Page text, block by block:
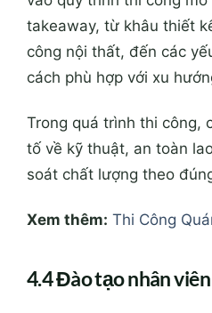
takeaway, từ khâu thiết
công nội thất, đến các
cách phù hợp với xu
Trong quá trình thi công,
tố về kỹ thuật, an toàn
soát chất lượng theo
Xem thêm: Thi Công
4.4 Đào tạo nhân